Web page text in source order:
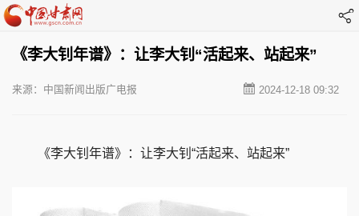
《李大钊年谱》：让李大钊“活起来、站起来”
2024-12-18 09:32
来源：中国新闻出版广电报
《李大钊年谱》：让李大钊“活起来、站起来”